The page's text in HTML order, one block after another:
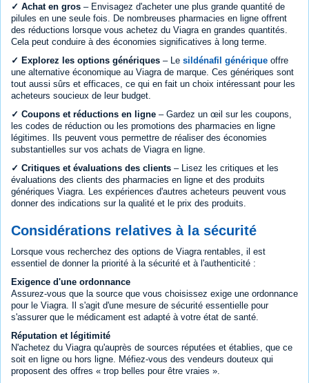
✓ Achat en gros – Envisagez d'acheter une plus grande quantité de
pilules en une seule fois. De nombreuses pharmacies en ligne offrent
des réductions lorsque vous achetez du Viagra en grandes quantités.
Cela peut conduire à des économies significatives à long terme.
✓ Explorez les options génériques – Le sildénafil générique offre
une alternative économique au Viagra de marque. Ces génériques sont
tout aussi sûrs et efficaces, ce qui en fait un choix intéressant pour les
acheteurs soucieux de leur budget.
✓ Coupons et réductions en ligne – Gardez un œil sur les coupons,
les codes de réduction ou les promotions des pharmacies en ligne
légitimes. Ils peuvent vous permettre de réaliser des économies
substantielles sur vos achats de Viagra en ligne.
✓ Critiques et évaluations des clients – Lisez les critiques et les
évaluations des clients des pharmacies en ligne et des produits
génériques Viagra. Les expériences d'autres acheteurs peuvent vous
donner des indications sur la qualité et le prix des produits.
Considérations relatives à la sécurité
Lorsque vous recherchez des options de Viagra rentables, il est
essentiel de donner la priorité à la sécurité et à l'authenticité :
Exigence d'une ordonnance
Assurez-vous que la source que vous choisissez exige une ordonnance
pour le Viagra. Il s'agit d'une mesure de sécurité essentielle pour
s'assurer que le médicament est adapté à votre état de santé.
Réputation et légitimité
N'achetez du Viagra qu'auprès de sources réputées et établies, que ce
soit en ligne ou hors ligne. Méfiez-vous des vendeurs douteux qui
proposent des offres « trop belles pour être vraies ».